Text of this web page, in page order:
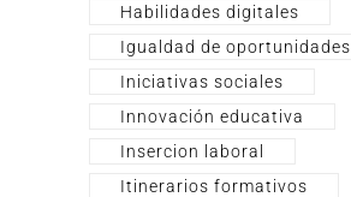
Habilidades digitales
Igualdad de oportunidades
Iniciativas sociales
Innovación educativa
Insercion laboral
Itinerarios formativos